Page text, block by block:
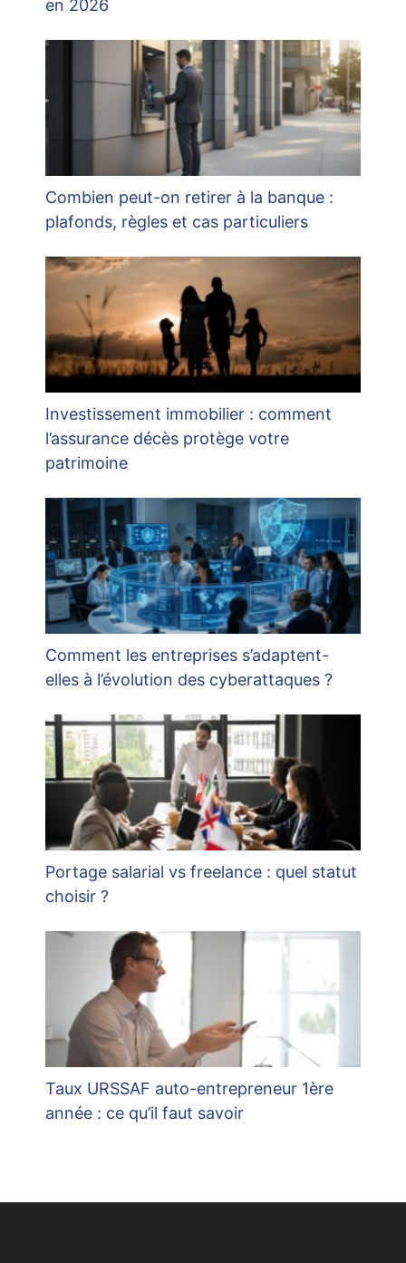
en 2026
Combien peut-on retirer à la banque :
plafonds, règles et cas particuliers
Investissement immobilier : comment
l’assurance décès protège votre
patrimoine
Comment les entreprises s’adaptent-
elles à l’évolution des cyberattaques ?
Portage salarial vs freelance : quel statut
choisir ?
Taux URSSAF auto-entrepreneur 1ère
année : ce qu’il faut savoir